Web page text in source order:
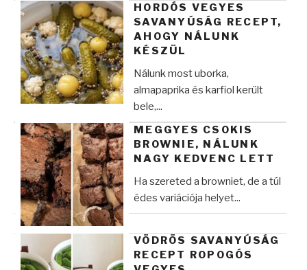
HORDÓS VEGYES
SAVANYÚSÁG RECEPT,
AHOGY NÁLUNK
KÉSZÜL
Nálunk most uborka,
almapaprika és karfiol került
bele,...
MEGGYES CSOKIS
BROWNIE, NÁLUNK
NAGY KEDVENC LETT
Ha szereted a browniet, de a túl
édes variációja helyet...
VÖDRÖS SAVANYÚSÁG
RECEPT ROPOGÓS